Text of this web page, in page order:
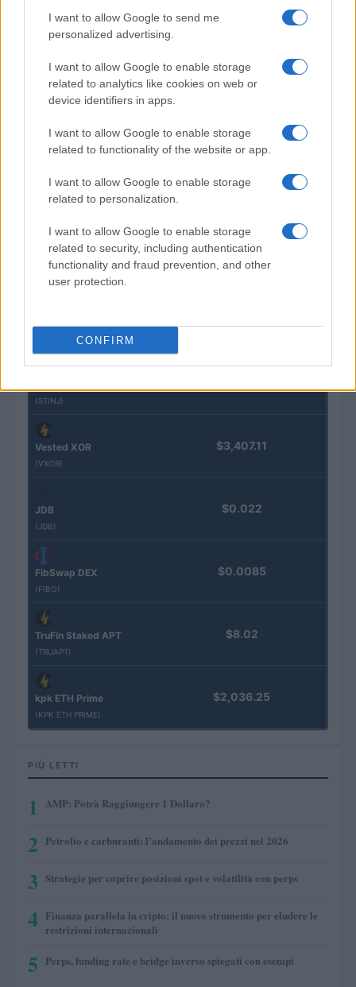
I want to allow Google to send me
personalized advertising.
I want to allow Google to enable storage
related to analytics like cookies on web or
device identifiers in apps.
I want to allow Google to enable storage
related to functionality of the website or app.
I want to allow Google to enable storage
related to personalization.
I want to allow Google to enable storage
related to security, including authentication
functionality and fraud prevention, and other
user protection.
CONFIRM
QUOTAZIONI CRYPTO
Eureka Bridged PAX
BTC
(KBTC)
$83,270.00
Steakhouse EURCV
Morpho Vault
$100,000,000,000,000.00
(STINJ)
Vested XOR
(VXOR)
$3,407.11
JDB
(JDB)
$0.022
FibSwap DEX
(FIBO)
$0.0085
TruFin Staked APT
(TRUAPT)
$8.02
kpk ETH Prime
(KPK ETH PRIME)
$2,036.25
PIÙ LETTI
1 AMP: Potrà Raggiungere 1 Dollaro?
2 Petrolio e carburanti: l’andamento dei prezzi nel 2026
3 Strategie per coprire posizioni spot e volatilità con perps
4 Finanza parallela in cripto: il nuovo strumento per eludere le
restrizioni internazionali
5 Perps, funding rate e bridge inverso spiegati con esempi